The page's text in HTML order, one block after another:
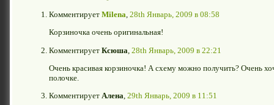
Комментирует Milena, 28th Январь, 2009 в 08:58
Корзиночка очень оригинальная!
Комментирует Ксюша 28th Январь, 2009 в 22:21
Очень красивая корзиночка! А схему можно получить? Очень
полочке.
Комментирует Алена, 29th Январь, 2009 в 11:51